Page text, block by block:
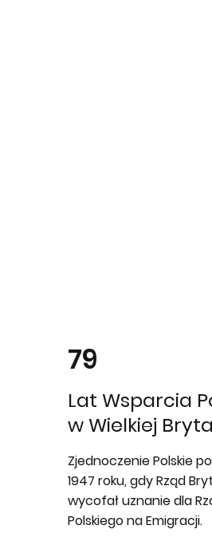
79
Lat Wsparcia
w Wielkiej
Zjednoczenie Polskie
1947 roku, gdy Rząd
wycofał uznanie dla
Polskiego na Emigracji.